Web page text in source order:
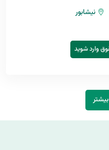
نیشابور
وارد شوید